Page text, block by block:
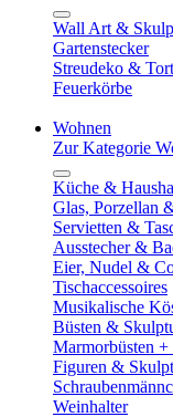
Wall Art &
Gartenstecker
Streudeko &
Feuerkörbe
Wohnen
Zur Kategorie
Küche &
Glas, Porzellan
Servietten &
Ausstecher &
Eier, Nudel &
Tischaccessoires
Musikalische
Büsten &
Marmorbüsten +
Figuren &
Weinhalter